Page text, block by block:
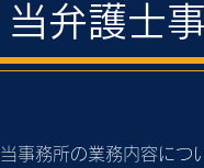
当弁護士
当事務所の業務内容につ